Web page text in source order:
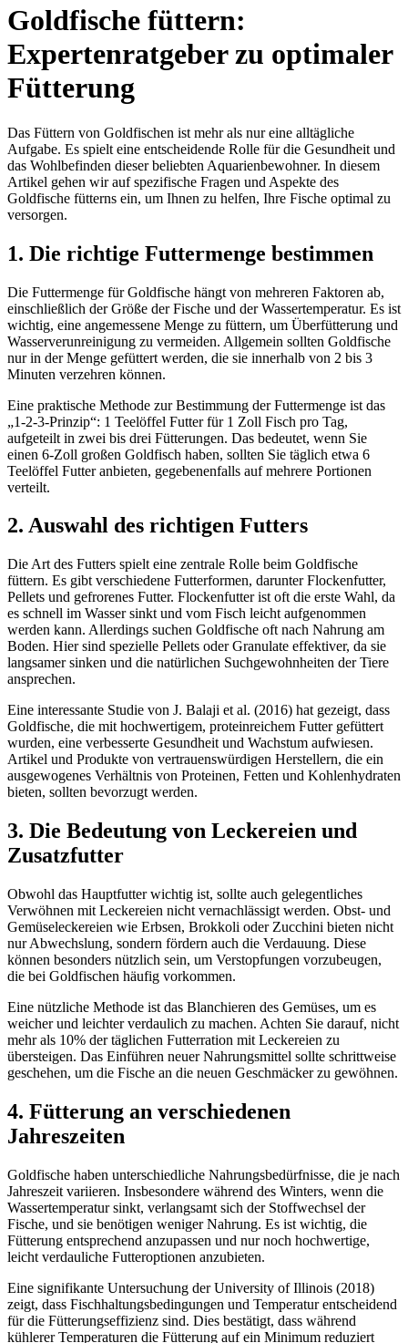
Goldfische füttern:
Expertenratgeber zu optimaler
Fütterung
Das Füttern von Goldfischen ist mehr als nur eine alltägliche
Aufgabe. Es spielt eine entscheidende Rolle für die Gesundheit und
das Wohlbefinden dieser beliebten Aquarienbewohner. In diesem
Artikel gehen wir auf spezifische Fragen und Aspekte des
Goldfische fütterns ein, um Ihnen zu helfen, Ihre Fische optimal zu
versorgen.
1. Die richtige Futtermenge bestimmen
Die Futtermenge für Goldfische hängt von mehreren Faktoren ab,
einschließlich der Größe der Fische und der Wassertemperatur. Es ist
wichtig, eine angemessene Menge zu füttern, um Überfütterung und
Wasserverunreinigung zu vermeiden. Allgemein sollten Goldfische
nur in der Menge gefüttert werden, die sie innerhalb von 2 bis 3
Minuten verzehren können.
Eine praktische Methode zur Bestimmung der Futtermenge ist das
„1-2-3-Prinzip“: 1 Teelöffel Futter für 1 Zoll Fisch pro Tag,
aufgeteilt in zwei bis drei Fütterungen. Das bedeutet, wenn Sie
einen 6-Zoll großen Goldfisch haben, sollten Sie täglich etwa 6
Teelöffel Futter anbieten, gegebenenfalls auf mehrere Portionen
verteilt.
2. Auswahl des richtigen Futters
Die Art des Futters spielt eine zentrale Rolle beim Goldfische
füttern. Es gibt verschiedene Futterformen, darunter Flockenfutter,
Pellets und gefrorenes Futter. Flockenfutter ist oft die erste Wahl, da
es schnell im Wasser sinkt und vom Fisch leicht aufgenommen
werden kann. Allerdings suchen Goldfische oft nach Nahrung am
Boden. Hier sind spezielle Pellets oder Granulate effektiver, da sie
langsamer sinken und die natürlichen Suchgewohnheiten der Tiere
ansprechen.
Eine interessante Studie von J. Balaji et al. (2016) hat gezeigt, dass
Goldfische, die mit hochwertigem, proteinreichem Futter gefüttert
wurden, eine verbesserte Gesundheit und Wachstum aufwiesen.
Artikel und Produkte von vertrauenswürdigen Herstellern, die ein
ausgewogenes Verhältnis von Proteinen, Fetten und Kohlenhydraten
bieten, sollten bevorzugt werden.
3. Die Bedeutung von Leckereien und
Zusatzfutter
Obwohl das Hauptfutter wichtig ist, sollte auch gelegentliches
Verwöhnen mit Leckereien nicht vernachlässigt werden. Obst- und
Gemüseleckereien wie Erbsen, Brokkoli oder Zucchini bieten nicht
nur Abwechslung, sondern fördern auch die Verdauung. Diese
können besonders nützlich sein, um Verstopfungen vorzubeugen,
die bei Goldfischen häufig vorkommen.
Eine nützliche Methode ist das Blanchieren des Gemüses, um es
weicher und leichter verdaulich zu machen. Achten Sie darauf, nicht
mehr als 10% der täglichen Futterration mit Leckereien zu
übersteigen. Das Einführen neuer Nahrungsmittel sollte schrittweise
geschehen, um die Fische an die neuen Geschmäcker zu gewöhnen.
4. Fütterung an verschiedenen
Jahreszeiten
Goldfische haben unterschiedliche Nahrungsbedürfnisse, die je nach
Jahreszeit variieren. Insbesondere während des Winters, wenn die
Wassertemperatur sinkt, verlangsamt sich der Stoffwechsel der
Fische, und sie benötigen weniger Nahrung. Es ist wichtig, die
Fütterung entsprechend anzupassen und nur noch hochwertige,
leicht verdauliche Futteroptionen anzubieten.
Eine signifikante Untersuchung der University of Illinois (2018)
zeigt, dass Fischhaltungsbedingungen und Temperatur entscheidend
für die Fütterungseffizienz sind. Dies bestätigt, dass während
kühlerer Temperaturen die Fütterung auf ein Minimum reduziert